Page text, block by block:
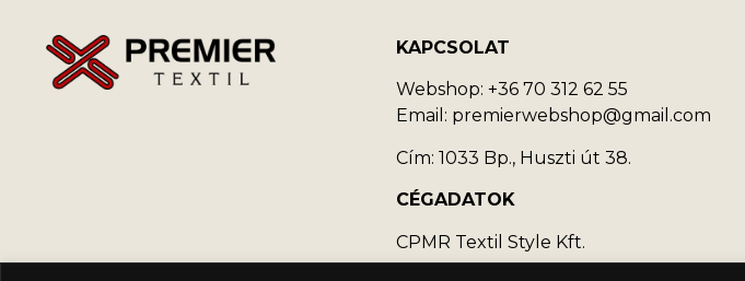
KAPCSOLAT
Webshop: +36 70 312 62 55
Email: premierwebshop@gmail.com
Cím: 1033 Bp., Huszti út 38.
CÉGADATOK
CPMR Textil Style Kft.